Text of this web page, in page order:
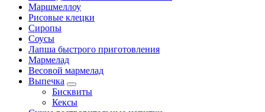
Маршмеллоу
Рисовые клецки
Сиропы
Соусы
Лапша быстрого приготовления
Мармелад
Весовой мармелад
Выпечка
Бисквиты
Кексы